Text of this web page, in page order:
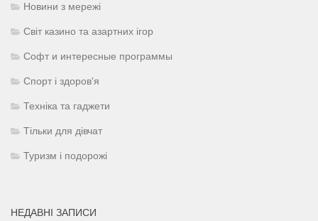
Новини з мережі
Світ казино та азартних ігор
Софт и интересные программы
Спорт і здоров'я
Техніка та гаджети
Тільки для дівчат
Туризм і подорожі
НЕДАВНІ ЗАПИСИ